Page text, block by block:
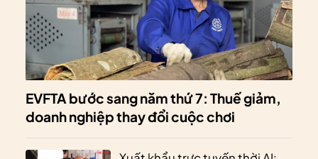
EVFTA bước sang năm thứ 7: Thuế giảm,
doanh nghiệp thay đổi cuộc chơi